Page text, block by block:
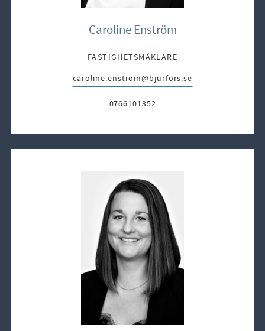
Caroline Enström
FASTIGHETSMÄKLARE
E-post:
caroline.enstrom@bjurfors.se
Telefon:
0766101352